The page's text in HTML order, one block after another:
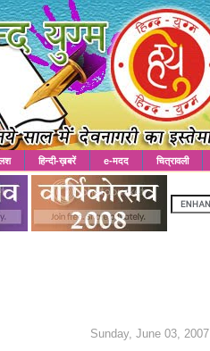
हिन्दी-ख़बरें e-मदद चित्रावली
Sunday, June 03, 2007